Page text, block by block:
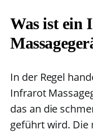
Was ist ein
In der Regel
Infrarot
das an die
geführt wird. Die